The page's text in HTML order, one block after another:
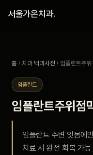
서울가온치과.
진료 안내
안내
홈 › 치과 백과사전 › 임플란트주
임플란트
임플란트주위점
임플란트 주변 잇몸에
치료 시 완전 회복 가능